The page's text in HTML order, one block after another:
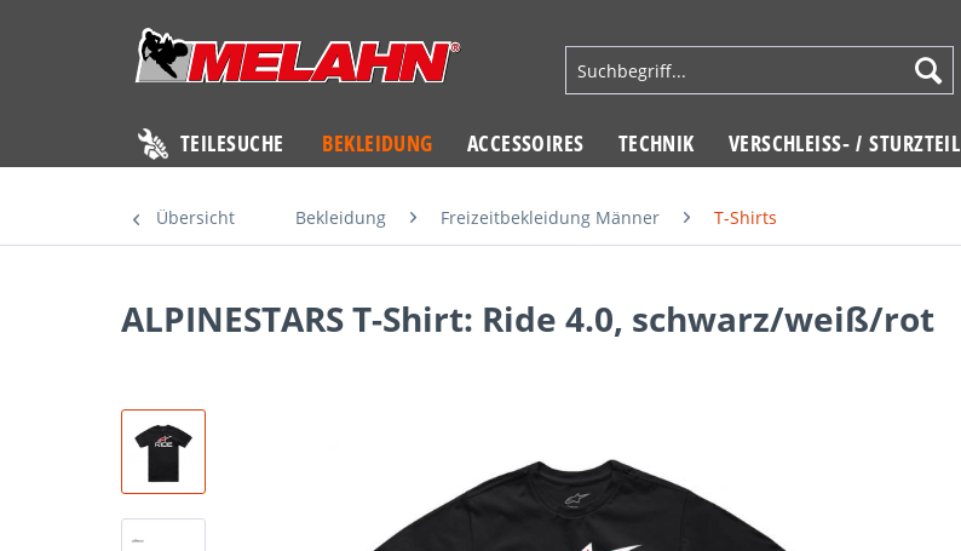
TEILESUCHE BEKLEIDUNG ACCESSOIRES TECHNIK VERSCHLEISS- / STURZTEILE
Übersicht Bekleidung Freizeitbekleidung Männer T-Shirts
ALPINESTARS T-Shirt: Ride 4.0, schwarz/weiß/rot